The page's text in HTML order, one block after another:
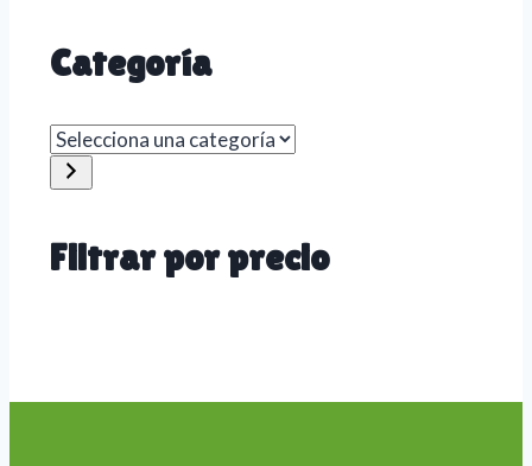
Categoría
Selecciona
una
Filtrar por precio